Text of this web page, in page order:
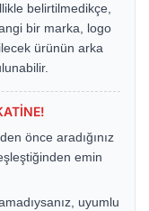
belirtilmedikçe,
bir marka, logo
ürünün arka
önce aradığınız
emin
uyumlu